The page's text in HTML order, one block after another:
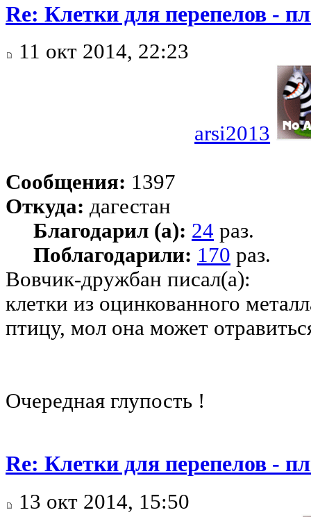
Re: Клетки для перепелов -
11 окт 2014, 22:23
arsi2013
Сообщения: 1397
Откуда: дагестан
Благодарил (а): 24 раз.
Поблагодарили: 170 раз.
Вовчик-дружбан писал(а):
клетки из оцинкованного
птицу, мол она может
Очередная глупость !
Re: Клетки для перепелов -
13 окт 2014, 15:50